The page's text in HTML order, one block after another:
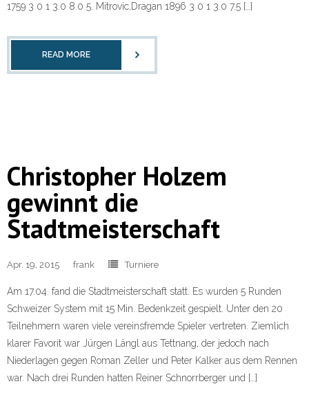
1759 3 0 1 3.0 8.0 5. Mitrovic,Dragan 1896 3 0 1 3.0 7.5 […]
READ MORE
Christopher Holzem
gewinnt die
Stadtmeisterschaft
Apr. 19, 2015 frank Turniere
Am 17.04. fand die Stadtmeisterschaft statt. Es wurden 5 Runden
Schweizer System mit 15 Min. Bedenkzeit gespielt. Unter den 20
Teilnehmern waren viele vereinsfremde Spieler vertreten. Ziemlich
klarer Favorit war Jürgen Längl aus Tettnang, der jedoch nach
Niederlagen gegen Roman Zeller und Peter Kalker aus dem Rennen
war. Nach drei Runden hatten Reiner Schnorrberger und […]